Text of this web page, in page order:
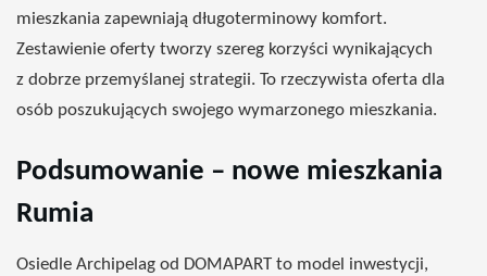
mieszkania zapewniają długoterminowy komfort.
Zestawienie oferty tworzy szereg korzyści wynikających
z dobrze przemyślanej strategii. To rzeczywista oferta dla
osób poszukujących swojego wymarzonego mieszkania.
Podsumowanie – nowe mieszkania
Rumia
Osiedle Archipelag od DOMAPART to model inwestycji,